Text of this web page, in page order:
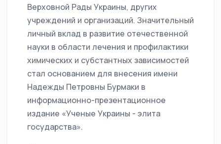
Верховной Рады Украины, других
учреждений и организаций. Значительный
личный вклад в развитие отечественной
науки в области лечения и профилактики
химических и субстантных зависимостей
стал основанием для внесения имени
Надежды Петровны Бурмаки в
информационно-презентационное
издание «Ученые Украины - элита
государства».